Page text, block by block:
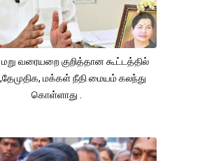
வரையறை குறித்தான கூட்டத்தில்
மக்கள் நீதி மையம் கலந்து
கொள்ளாது .